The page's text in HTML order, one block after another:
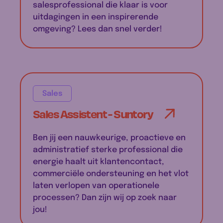
salesprofessional die klaar is voor
uitdagingen in een inspirerende
omgeving? Lees dan snel verder!
Sales
Sales Assistent - Suntory
Ben jij een nauwkeurige, proactieve en
administratief sterke professional die
energie haalt uit klantencontact,
commerciële ondersteuning en het vlot
laten verlopen van operationele
processen? Dan zijn wij op zoek naar
jou!